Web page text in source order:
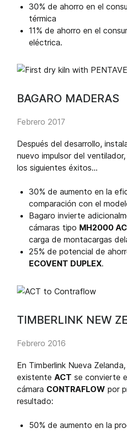
30% de ahorro en el
térmica
11% de ahorro en el
eléctrica.
BAGARO MADERAS
Febrero 2017
Después del desarrollo,
nuevo impulsor del
los siguientes éxitos...
30% de aumento en la
comparación con el
Bagaro invierte
cámaras tipo MH2000
carga de montacargas
25% de potencial de
ECOVENT DUPLEX.
TIMBERLINK NEW
Febrero 2016
En Timberlink Nueva
existente ACT se convierte
cámara CONTRAFLOW por
resultado:
50% de aumento en la